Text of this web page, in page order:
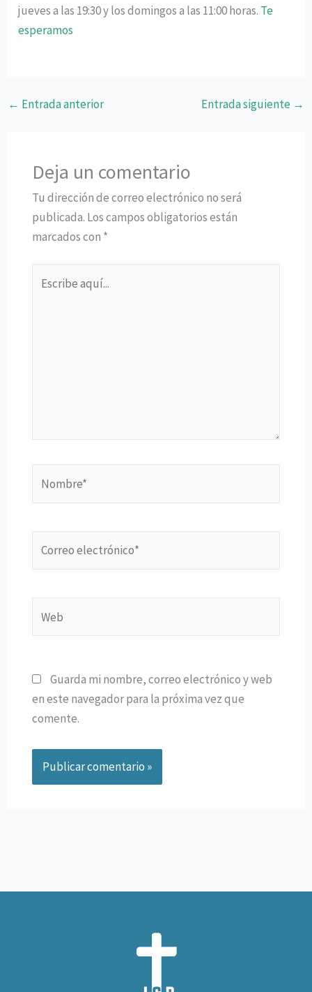
jueves a las 19:30 y los domingos a las 11:00 horas. Te
esperamos
← Entrada anterior Entrada siguiente →
Deja un comentario
Tu dirección de correo electrónico no será
publicada. Los campos obligatorios están
marcados con *
aquí...
Guarda mi nombre, correo electrónico y web
en este navegador para la próxima vez que
comente.